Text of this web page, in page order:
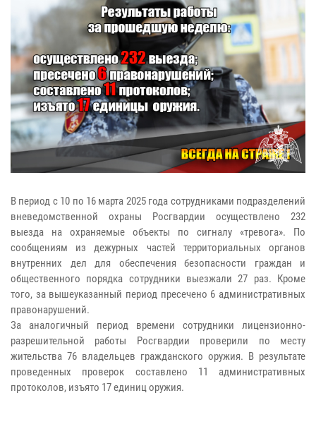
В период с 10 по 16 марта 2025 года сотрудниками подразделений
вневедомственной охраны Росгвардии осуществлено 232
выезда на охраняемые объекты по сигналу «тревога». По
сообщениям из дежурных частей территориальных органов
внутренних дел для обеспечения безопасности граждан и
общественного порядка сотрудники выезжали 27 раз. Кроме
того, за вышеуказанный период пресечено 6 административных
правонарушений.
За аналогичный период времени сотрудники лицензионно-
разрешительной работы Росгвардии проверили по месту
жительства 76 владельцев гражданского оружия. В результате
проведенных проверок составлено 11 административных
протоколов, изъято 17 единиц оружия.